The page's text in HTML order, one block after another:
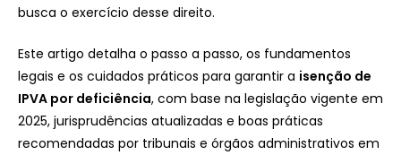
busca o exercício desse direito.
Este artigo detalha o passo a passo, os fundamentos
legais e os cuidados práticos para garantir a isenção de
IPVA por deficiência, com base na legislação vigente em
2025, jurisprudências atualizadas e boas práticas
recomendadas por tribunais e órgãos administrativos em